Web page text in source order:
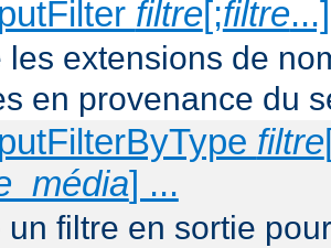
filtre[;filtre
les extensions de
en provenance du
filtre
] ...
un filtre en sortie